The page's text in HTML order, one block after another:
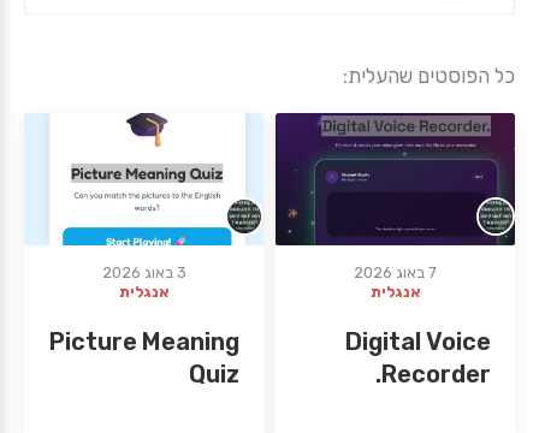
כל הפוסטים שהעלית:
7 באוג 2026
אנגלית
Digital Voice
Recorder.
3 באוג 2026
אנגלית
Picture Meaning
Quiz